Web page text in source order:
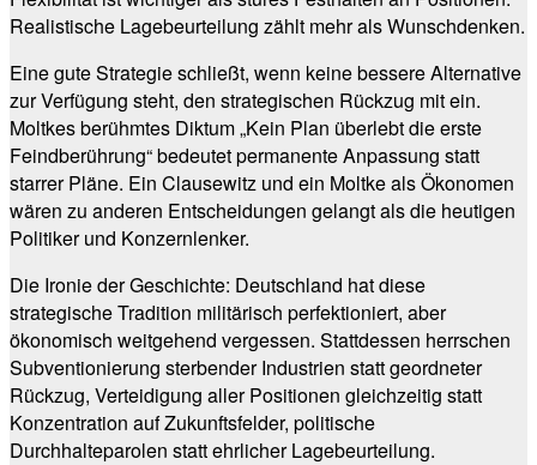
Realistische Lagebeurteilung zählt mehr als Wunschdenken.
Eine gute Strategie schließt, wenn keine bessere Alternative
zur Verfügung steht, den strategischen Rückzug mit ein.
Moltkes berühmtes Diktum „Kein Plan überlebt die erste
Feindberührung“ bedeutet permanente Anpassung statt
starrer Pläne. Ein Clausewitz und ein Moltke als Ökonomen
wären zu anderen Entscheidungen gelangt als die heutigen
Politiker und Konzernlenker.
Die Ironie der Geschichte: Deutschland hat diese
strategische Tradition militärisch perfektioniert, aber
ökonomisch weitgehend vergessen. Stattdessen herrschen
Subventionierung sterbender Industrien statt geordneter
Rückzug, Verteidigung aller Positionen gleichzeitig statt
Konzentration auf Zukunftsfelder, politische
Durchhalteparolen statt ehrlicher Lagebeurteilung.